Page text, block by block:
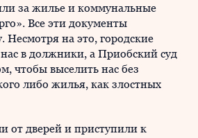
за жилье и коммунальные
Все эти документы
Несмотря на это, городские
в должники, а Приобский суд
чтобы выселить нас без
либо жилья, как злостных
от дверей и приступили к